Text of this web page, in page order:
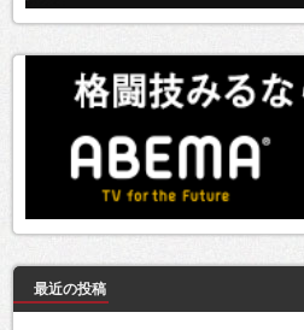
最近の投稿